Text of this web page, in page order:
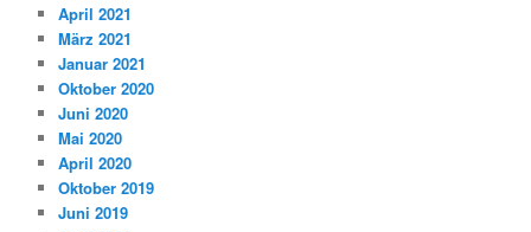
April 2021
März 2021
Januar 2021
Oktober 2020
Juni 2020
Mai 2020
April 2020
Oktober 2019
Juni 2019